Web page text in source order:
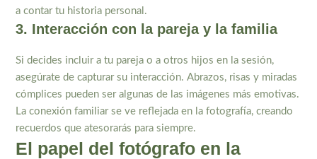
a contar tu historia personal.
3. Interacción con la pareja y la familia
Si decides incluir a tu pareja o a otros hijos en la sesión,
asegúrate de capturar su interacción. Abrazos, risas y miradas
cómplices pueden ser algunas de las imágenes más emotivas.
La conexión familiar se ve reflejada en la fotografía, creando
recuerdos que atesorarás para siempre.
El papel del fotógrafo en la